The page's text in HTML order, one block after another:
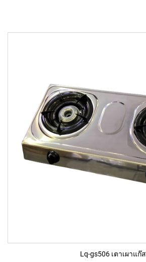
Lq-gs506 เตาเผาแก๊ส